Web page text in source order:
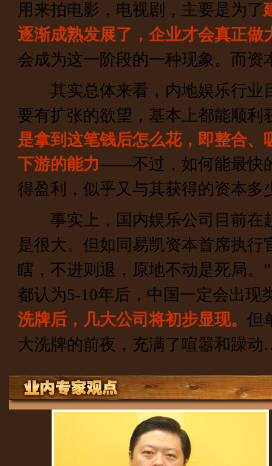
用来拍电影，电视剧，主要是为了
逐渐成熟发展了，企业才会真正做
会成为这一阶段的一种现象。而
其实总体来看，内地娱乐行业
要有扩张的欲望，基本上都能顺
是拿到这笔钱后怎么花，即整合
下游的能力——不过，如何能最快
得盈利，似乎又与其获得的资本多
事实上，国内娱乐公司目前在
是很大。但如同易凯资本首席执
瞎，不进则退，原地不动是死局
都认为5-10年后，中国一定会出现
洗牌后，几大公司将初步显现。 但
大洗牌的前夜，充满了喧嚣和躁